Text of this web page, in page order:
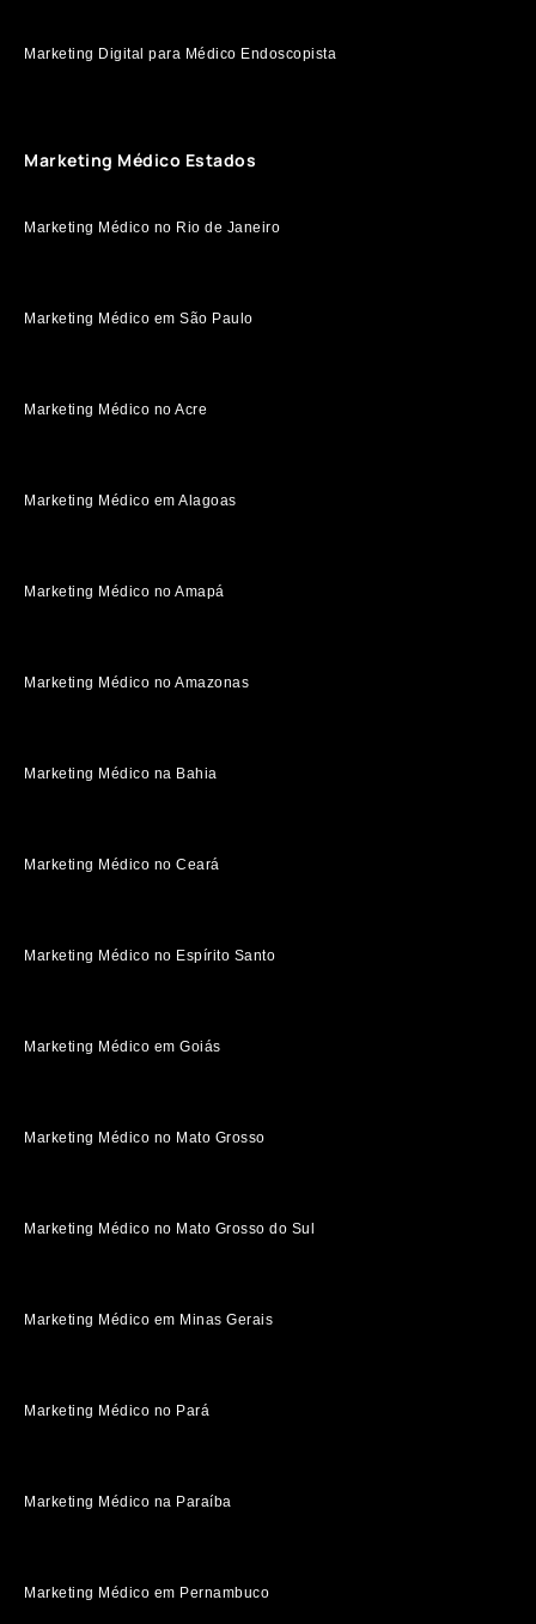
Marketing Digital para Médico Endoscopista
Marketing Médico Estados
Marketing Médico no Rio de Janeiro
Marketing Médico em São Paulo
Marketing Médico no Acre
Marketing Médico em Alagoas
Marketing Médico no Amapá
Marketing Médico no Amazonas
Marketing Médico na Bahia
Marketing Médico no Ceará
Marketing Médico no Espírito Santo
Marketing Médico em Goiás
Marketing Médico no Mato Grosso
Marketing Médico no Mato Grosso do Sul
Marketing Médico em Minas Gerais
Marketing Médico no Pará
Marketing Médico na Paraíba
Marketing Médico em Pernambuco